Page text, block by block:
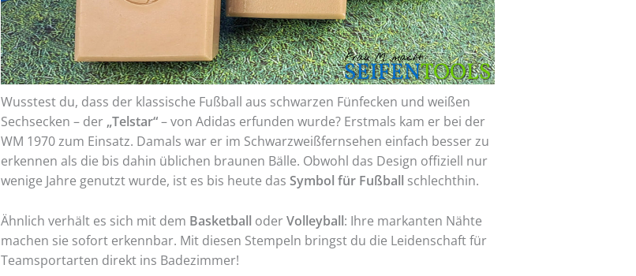
Wusstest du, dass der klassische Fußball aus schwarzen Fünfecken und weißen
Sechsecken – der „Telstar“– von Adidas erfunden wurde? Erstmals kam er bei der
WM 1970 zum Einsatz. Damals war er im Schwarzweißfernsehen einfach besser zu
erkennen als die bis dahin üblichen braunen Bälle. Obwohl das Design offiziell nur
wenige Jahre genutzt wurde, ist es bis heute das Symbol für Fußball schlechthin.
Ähnlich verhält es sich mit dem Basketball oderVolleyball: Ihre markanten Nähte
machen sie sofort erkennbar. Mit diesen Stempeln bringst du die Leidenschaft für
Teamsportarten direkt ins Badezimmer!